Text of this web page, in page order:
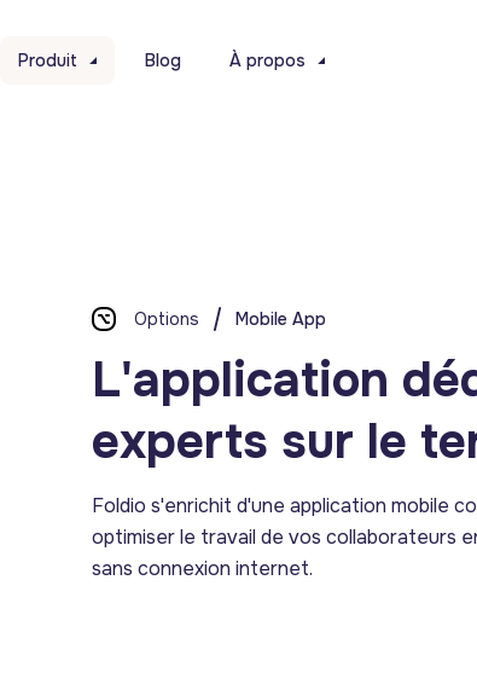
Produit Blog À propos
Options Mobile App
L'application
experts sur le
Foldio s'enrichit d'une application mobile
optimiser le travail de vos collaborateurs
sans connexion internet.